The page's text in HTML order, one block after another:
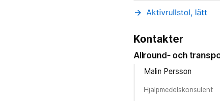
arrow_forward Aktivrullstol, lätt
Kontakter
Allround- och
Malin Persson
Hjälpmedelskonsulent